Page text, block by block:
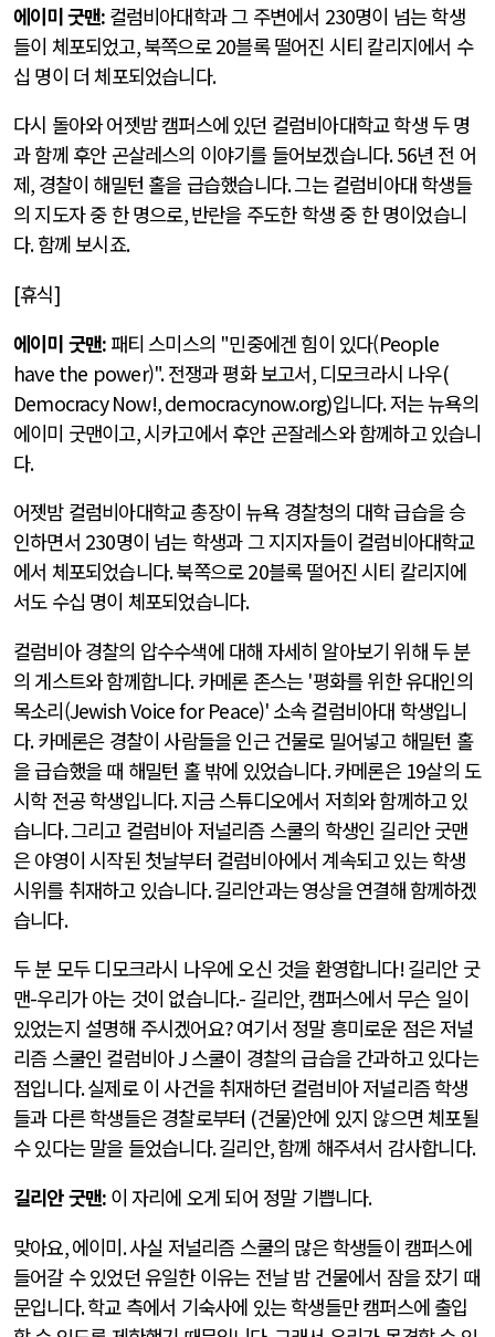
에이미 굿맨: 컬럼비아대학과 그 주변에서 230명이 넘는 학생
들이 체포되었고,북쪽으로20블록 떨어진 시티 칼리지에서 수
십 명이 더 체포되었습니다.
다시 돌아와 어젯밤 캠퍼스에 있던 컬럼비아대학교 학생 두 명
과 함께 후안 곤살레스의 이야기를 들어보겠습니다. 56년 전 어
제, 경찰이 해밀턴 홀을 급습했습니다.그는 컬럼비아대 학생들
의 지도자 중 한 명으로,반란을 주도한 학생 중 한 명이었습니
다.함께 보시죠.
[휴식]
에이미 굿맨: 패티 스미스의 "민중에겐 힘이 있다(People
have the power)".전쟁과 평화 보고서,디모크라시 나우(
Democracy Now!, democracynow.org)입니다.저는 뉴욕의
에이미 굿맨이고,시카고에서 후안 곤잘레스와 함께하고 있습니
다.
어젯밤 컬럼비아대학교 총장이 뉴욕 경찰청의 대학 급습을 승
인하면서 230명이 넘는 학생과 그 지지자들이 컬럼비아대학교
에서 체포되었습니다.북쪽으로20블록 떨어진 시티 칼리지에
서도 수십 명이 체포되었습니다.
컬럼비아 경찰의 압수수색에 대해 자세히 알아보기 위해 두 분
의 게스트와 함께합니다.카메론 존스는 '평화를 위한 유대인의
목소리(Jewish Voice for Peace)' 소속 컬럼비아대 학생입니
다.카메론은 경찰이 사람들을 인근 건물로 밀어넣고 해밀턴 홀
을 급습했을 때 해밀턴 홀 밖에 있었습니다.카메론은 19살의 도
시학 전공 학생입니다.지금 스튜디오에서 저희와 함께하고 있
습니다.그리고 컬럼비아 저널리즘 스쿨의 학생인 길리안 굿맨
은 야영이 시작된 첫날부터 컬럼비아에서 계속되고 있는 학생
시위를 취재하고 있습니다. 길리안과는 영상을 연결해 함께하겠
습니다.
두 분 모두 디모크라시 나우에 오신 것을 환영합니다!길리안 굿
맨-우리가 아는 것이 없습니다.- 길리안, 캠퍼스에서 무슨 일이
있었는지 설명해 주시겠어요?여기서 정말 흥미로운 점은 저널
리즘 스쿨인 컬럼비아J스쿨이 경찰의 급습을 간과하고 있다는
점입니다.실제로 이 사건을 취재하던 컬럼비아 저널리즘 학생
들과 다른 학생들은 경찰로부터 (건물)안에 있지 않으면 체포될
수 있다는 말을 들었습니다.길리안,함께 해주셔서 감사합니다.
길리안 굿맨: 이 자리에 오게 되어 정말 기쁩니다.
맞아요,에이미.사실 저널리즘 스쿨의 많은 학생들이 캠퍼스에
들어갈 수 있었던 유일한 이유는 전날 밤 건물에서 잠을 잤기 때
문입니다.학교 측에서 기숙사에 있는 학생들만 캠퍼스에 출입